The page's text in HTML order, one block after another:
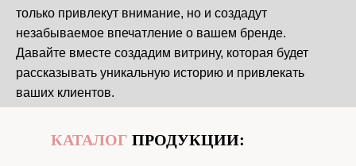
только привлекут внимание, но и создадут
незабываемое впечатление о вашем бренде.
Давайте вместе создадим витрину, которая будет
рассказывать уникальную историю и привлекать
ваших клиентов.
КАТАЛОГ ПРОДУКЦИИ: